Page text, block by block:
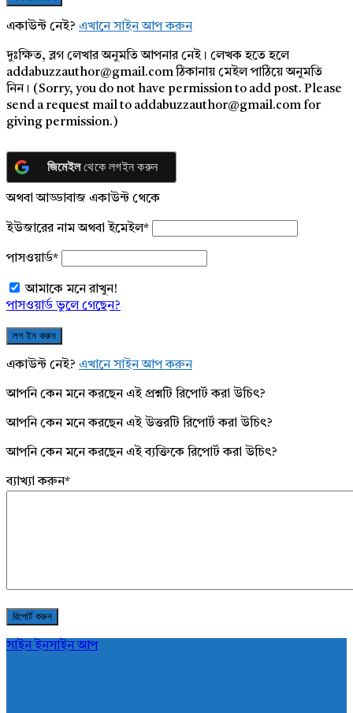
একাউন্ট নেই? এখানে সাইন আপ করুন
দুঃক্ষিত, ব্লগ লেখার অনুমতি আপনার নেই। লেখক হতে হলে
addabuzzauthor@gmail.com ঠিকানায় মেইল পাঠিয়ে অনুমতি
নিন। (Sorry, you do not have permission to add post. Please
send a request mail to addabuzzauthor@gmail.com for
giving permission.)
জিমেইলথেকে লগইন করুন
অথবা আড্ডাবাজ একাউন্ট থেকে
ইউজারের নাম অথবা ইমেইল*
পাসওয়ার্ড*
আমাকে মনে রাখুন!
পাসওয়ার্ড ভুলে গেছেন?
একাউন্ট নেই? এখানে সাইন আপ করুন
আপনি কেন মনে করছেন এই প্রশ্নটি রিপোর্ট করা উচিৎ?
আপনি কেন মনে করছেন এই উত্তরটি রিপোর্ট করা উচিৎ?
আপনি কেন মনে করছেন এই ব্যক্তিকে রিপোর্ট করা উচিৎ?
ব্যাখ্যা করুন*
সাইন ইনসাইন আপ